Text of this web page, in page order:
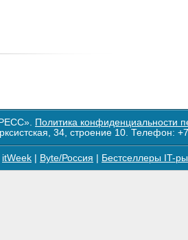
Политика конфиденциальности
34, строение 10. Телефон:
itWeek Byte/Россия Бестселлеры IT-